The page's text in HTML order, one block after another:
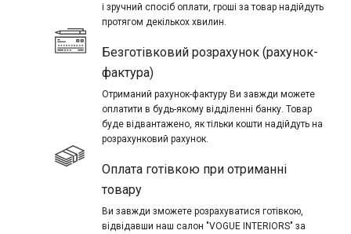
і зручний спосіб оплати, гроші за товар надійдуть
протягом декількох хвилин.
Безготівковий розрахунок (рахунок-
фактура)
Отриманий рахунок-фактуру Ви завжди можете
оплатити в будь-якому відділенні банку. Товар
буде відвантажено, як тільки кошти надійдуть на
розрахунковий рахунок.
Оплата готівкою при отриманні
товару
Ви завжди зможете розрахуватися готівкою,
відвідавши наш салон "VOGUE INTERIORS" за